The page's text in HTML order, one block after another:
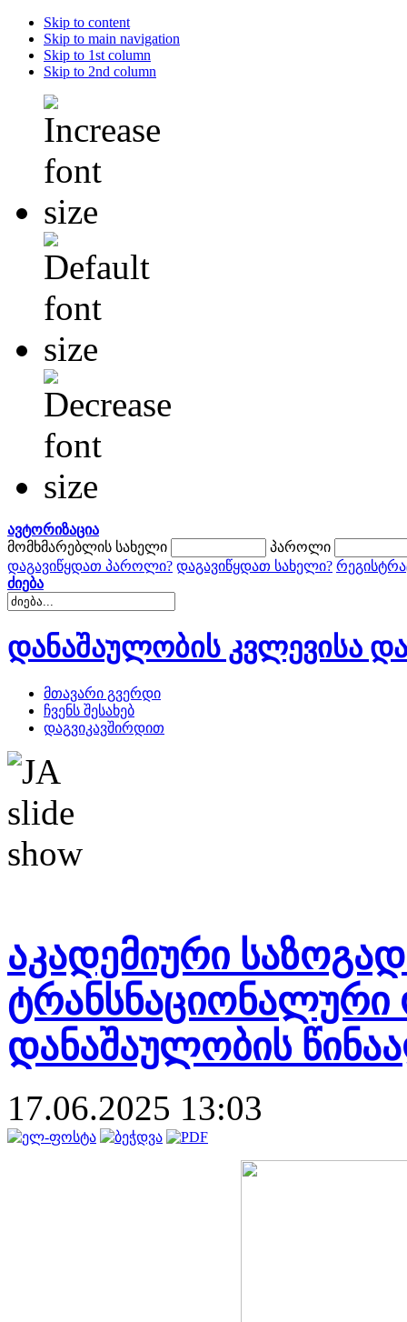
Skip to content
Skip to main navigation
Skip to 1st column
Skip to 2nd column
ავტორიზაცია
მომხმარებლის სახელი
პაროლი
დაგავიწყდათ პაროლი? დაგავიწყდათ სახელი?
ძიება
დანაშაულობის კვლევისა
მთავარი გვერდი
ჩვენს შესახებ
დაგვიკავშირდით
აკადემიური
ტრანსნაციონალური
დანაშაულობის
17.06.2025 13:03